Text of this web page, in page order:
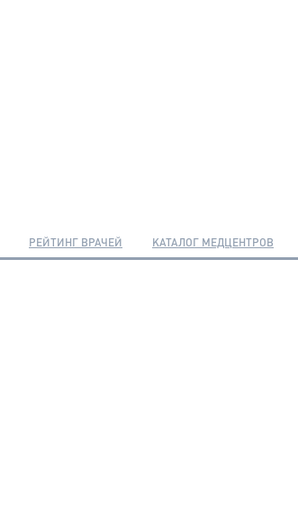
РЕЙТИНГ ВРАЧЕЙ КАТАЛОГ МЕДЦЕНТРОВ